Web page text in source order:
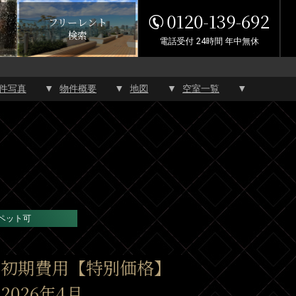
フリーレント
検索
0120-139-692
電話受付 24時間 年中無休
写真 物件概要 地図 空室一覧
ット可
期費用【特別価格】